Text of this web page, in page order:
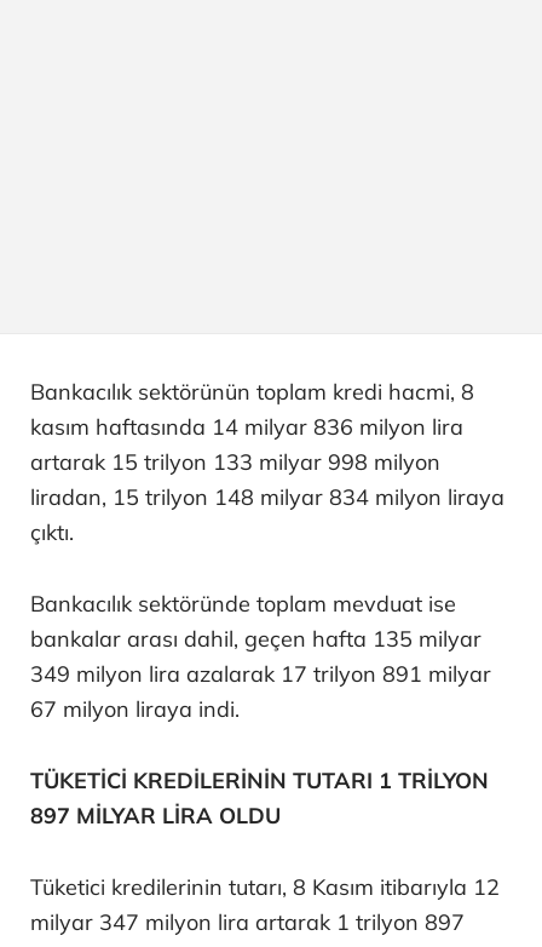
Bankacılık sektörünün toplam kredi hacmi, 8
kasım haftasında 14 milyar 836 milyon lira
artarak 15 trilyon 133 milyar 998 milyon
liradan, 15 trilyon 148 milyar 834 milyon liraya
çıktı.
Bankacılık sektöründe toplam mevduat ise
bankalar arası dahil, geçen hafta 135 milyar
349 milyon lira azalarak 17 trilyon 891 milyar
67 milyon liraya indi.
TÜKETİCİ KREDİLERİNİN TUTARI 1 TRİLYON
897 MİLYAR LİRA OLDU
Tüketici kredilerinin tutarı, 8 Kasım itibarıyla 12
milyar 347 milyon lira artarak 1 trilyon 897